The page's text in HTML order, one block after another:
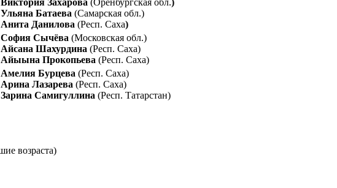
Виктория Захарова (Оренбургская обл.)
Ульяна Батаева (Самарская обл.)
Анита Данилова (Респ. Саха)
София Сычёва (Московская обл.)
Айсана Шахурдина (Респ. Саха)
Айыына Прокопьева (Респ. Саха)
Амелия Бурцева (Респ. Саха)
Арина Лазарева (Респ. Саха)
Зарина Самигуллина (Респ. Татарстан)